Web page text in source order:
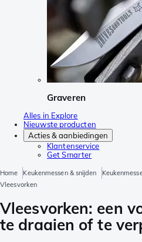
Graveren
Alles in Explore
Nieuwste producten
Acties & aanbiedingen
Klantenservice
Get Smarter
Home Keukenmessen & snijden
Vleesvorken
Vleesvorken: een
te draaien of te